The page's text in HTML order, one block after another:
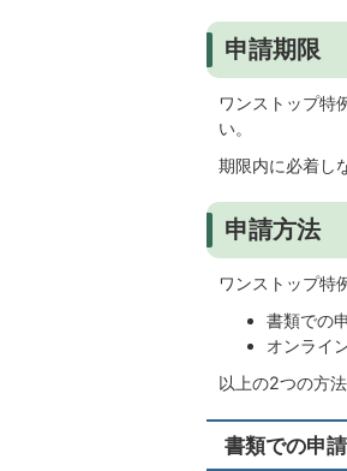
申請期限
ワンストップ特
い。
期限内に必着し
申請方法
ワンストップ特
書類での
オンライ
以上の2つの方
書類での申請